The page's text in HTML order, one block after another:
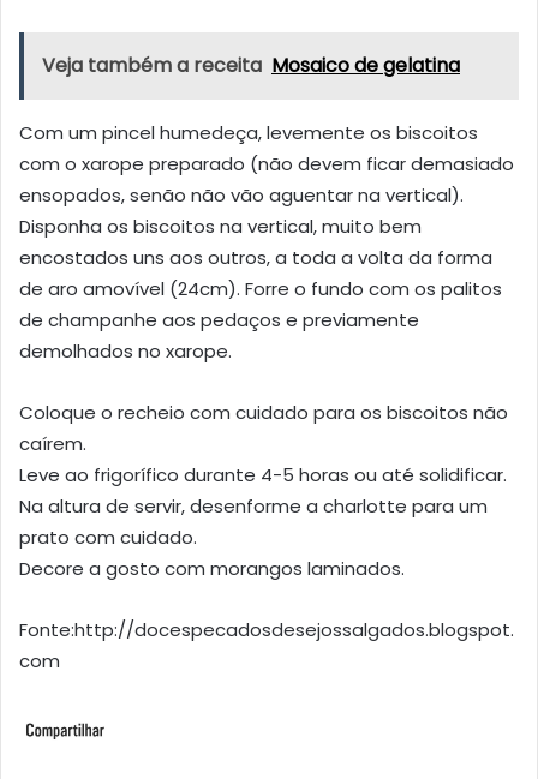
Veja também a receita Mosaico de gelatina
Com um pincel humedeça, levemente os biscoitos
com o xarope preparado (não devem ficar demasiado
ensopados, senão não vão aguentar na vertical).
Disponha os biscoitos na vertical, muito bem
encostados uns aos outros, a toda a volta da forma
de aro amovível (24cm). Forre o fundo com os palitos
de champanhe aos pedaços e previamente
demolhados no xarope.
Coloque o recheio com cuidado para os biscoitos não
caírem.
Leve ao frigorífico durante 4-5 horas ou até solidificar.
Na altura de servir, desenforme a charlotte para um
prato com cuidado.
Decore a gosto com morangos laminados.
Fonte:http://docespecadosdesejossalgados.blogspot.
com